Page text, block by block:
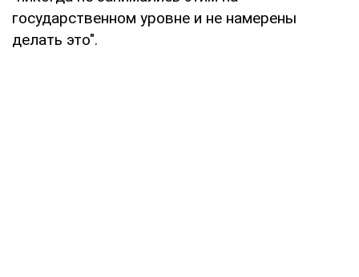
государственном уровне и не намерены
делать это".